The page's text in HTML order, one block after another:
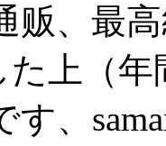
贩、最
た上（
、